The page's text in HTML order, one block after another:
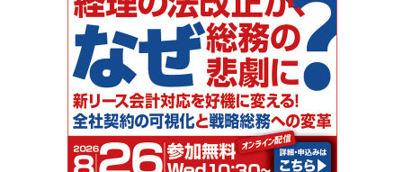
社外・社内コミュニケーション活性化
FM・オフィス移転
CSR・SDGs
テクノロジー活用・DX
助成金・補助金・コスト削減
アウトソーシング・BPO
調査・レポート